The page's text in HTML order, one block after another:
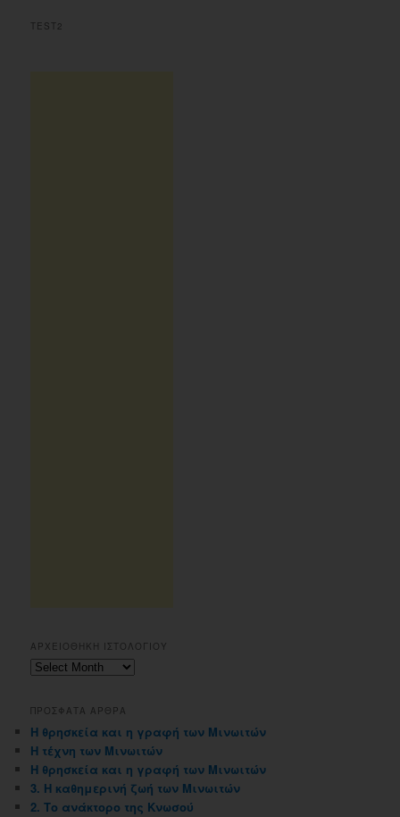
TEST2
ΑΡΧΕΙΟΘΗΚΗ ΙΣΤΟΛΟΓΙΟΥ
Αρχειοθηκη
ΠΡΟΣΦΑΤΑ ΑΡΘΡΑ
Η θρησκεία και η γραφή των Μινωιτών
Η τέχνη των Μινωιτών
Η θρησκεία και η γραφή των Μινωιτών
3. Η καθημερινή ζωή των Μινωιτών
2. Το ανάκτορο της Κνωσού